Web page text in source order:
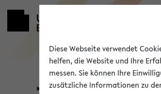
Universität
Diese Webseite verwendet
helfen, die Website und Ihre
messen. Sie können Ihre
zusätzliche Informationen zu